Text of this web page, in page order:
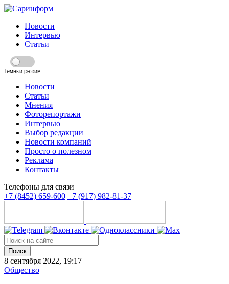
Новости
Интервью
Статьи
Темный режим
Новости
Статьи
Мнения
Фоторепортажи
Интервью
Выбор редакции
Новости компаний
Просто о полезном
Реклама
Контакты
Телефоны для связи
+7 (8452) 659-600 +7 (917) 982-81-37
Поиск
8 сентября 2022, 19:17
Общество